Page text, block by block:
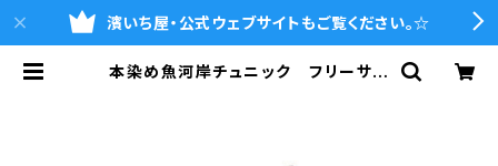
濱いち屋・公式ウェブサイトもご覧ください。☆
本染め魚河岸チュニック フリーサイ